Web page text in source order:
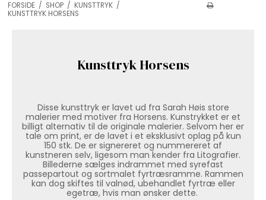
FORSIDE / SHOP / KUNSTTRYK /
KUNSTTRYK HORSENS
Kunsttryk Horsens
Disse kunsttryk er lavet ud fra Sarah Høis store
malerier med motiver fra Horsens. Kunstrykket er et
billigt alternativ til de originale malerier. Selvom her er
tale om print, er de lavet i et eksklusivt oplag på kun
150 stk. De er signereret og nummereret af
kunstneren selv, ligesom man kender fra Litografier.
Billederne sælges indrammet med syrefast
passepartout og sortmalet fyrtræsramme. Rammen
kan dog skiftes til valnød, ubehandlet fyrtræ eller
egetræ, hvis man ønsker dette.